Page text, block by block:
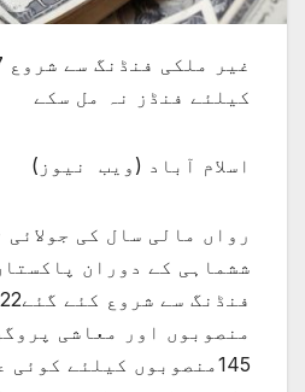
کیلئے فنڈز نہ مل سکے
اسلام آباد (ویب نیوز)
رواں مالی سال کی
ششماہی کے دوران
منصوبوں اور معاشی
145منصوبوں کیلئے